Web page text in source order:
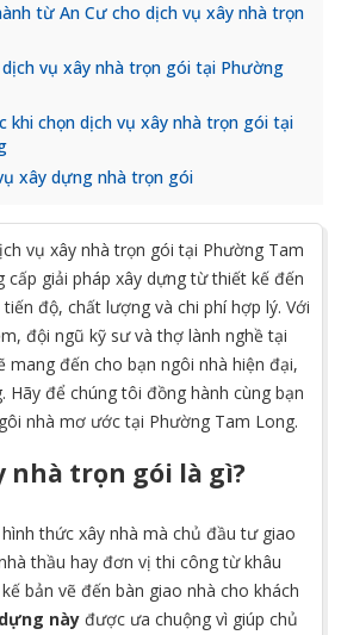
từ An Cư cho dịch vụ xây nhà trọn
vụ xây nhà trọn gói tại Phường
khi chọn dịch vụ xây nhà trọn gói tại
xây dựng nhà trọn gói
vụ xây nhà trọn gói tại Phường Tam
cấp giải pháp xây dựng từ thiết kế đến
độ, chất lượng và chi phí hợp lý. Với
đội ngũ kỹ sư và thợ lành nghề tại
mang đến cho bạn ngôi nhà hiện đại,
Hãy để chúng tôi đồng hành cùng bạn
nhà mơ ước tại Phường Tam Long.
nhà trọn gói là gì?
thức xây nhà mà chủ đầu tư giao
thầu hay đơn vị thi công từ khâu
bản vẽ đến bàn giao nhà cho khách
này được ưa chuộng vì giúp chủ